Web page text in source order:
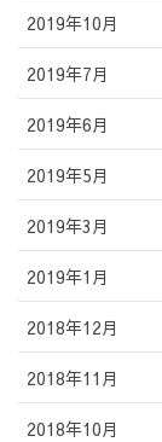
2019年10月
2019年7月
2019年6月
2019年5月
2019年3月
2019年1月
2018年12月
2018年11月
2018年10月